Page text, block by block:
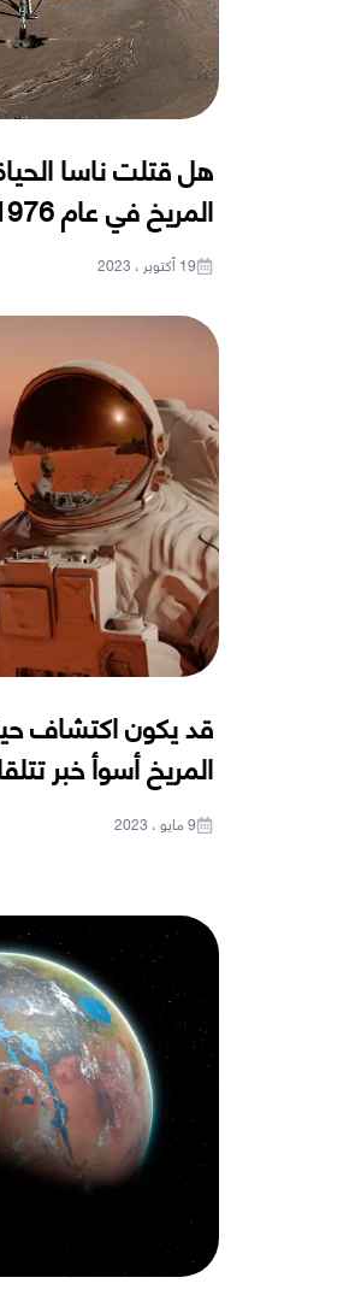
هل قتلت ناسا
المريخ في عام 1976؟
19 أكتوبر ، 2023
قد يكون اكتشاف
المريخ أسوأ خبر
9 مايو ، 2023